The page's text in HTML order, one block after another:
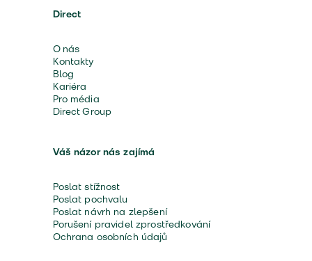
Direct
O nás
Kontakty
Blog
Kariéra
Pro média
Direct Group
Váš názor nás zajímá
Poslat stížnost
Poslat pochvalu
Poslat návrh na zlepšení
Porušení pravidel zprostředkování
Ochrana osobních údajů